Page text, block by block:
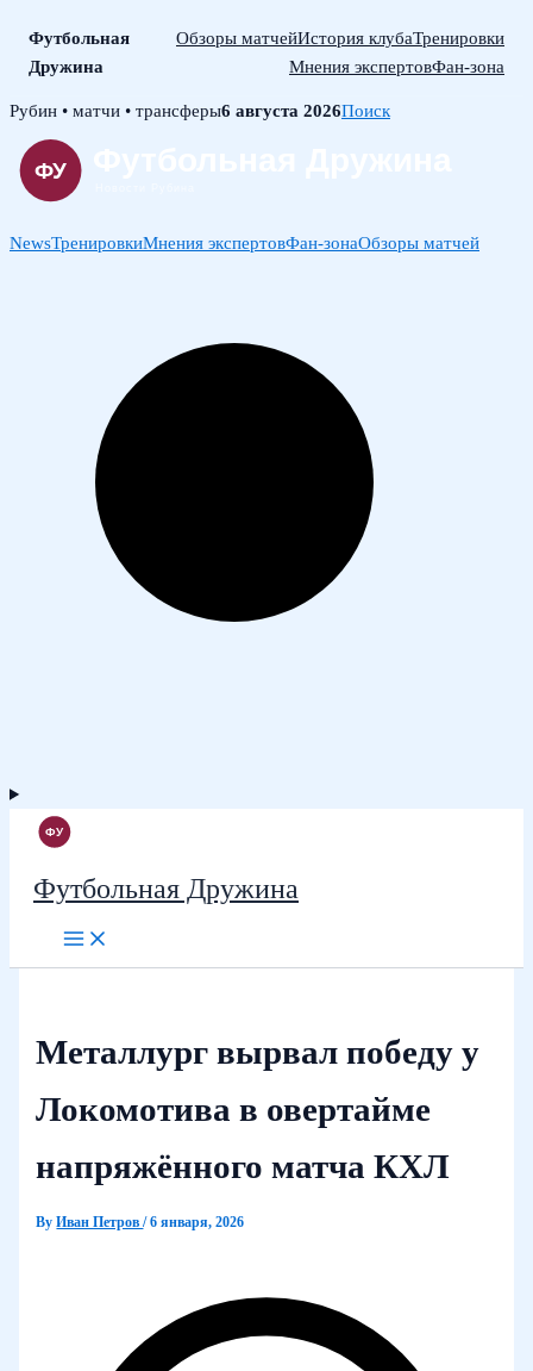
Футбольная
Дружина
Обзоры матчейИстория клубаТренировки
Мнения экспертовФан-зона
Skip
content
Рубин • матчи • трансферы6 августа 2026Поиск
NewsТренировкиМнения экспертовФан-зонаОбзоры матчей
Футбольная Дружина
Металлург вырвал победу у
Локомотива в овертайме
напряжённого матча КХЛ
ByИван Петров/6 января, 2026